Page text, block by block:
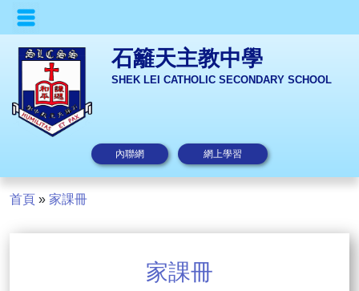
石籬天主教中學
SHEK LEI CATHOLIC SECONDARY SCHOOL
內聯網 網上學習
首頁 » 家課冊
家課冊